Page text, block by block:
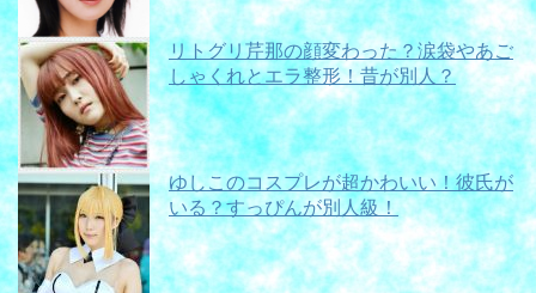
リトグリ芹那の顔変わった？涙袋やあご
しゃくれとエラ整形！昔が別人？
ゆしこのコスプレが超かわいい！彼氏が
いる？すっぴんが別人級！